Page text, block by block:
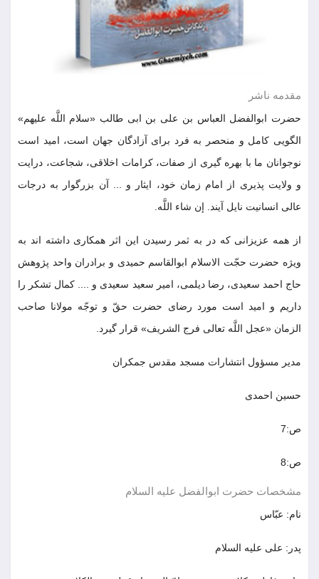
مقدمه ناشر
حضرت ابوالفضل العباس بن علی بن ابی طالب «سلام اللَّه علیهم»
الگویی کامل و منحصر به فرد برای آزادگان جهان است، امید است
نوجوانان ما با بهره گیری از صفات، کرامات اخلاقی، شجاعت، درایت
و ولایت پذیری از امام زمان خود، ایثار و ... آن بزرگوار به درجات
عالی انسانیت نایل آیند. إن شاء اللَّه.
از همه عزیزانی که در به ثمر رسیدن این اثر همکاری داشته اند به
ویژه حضرت حجّت الاسلام ابوالقاسم حمیدی و برادران واحد پژوهش
حاج احمد سعیدی، رضا دیلمی، امیر سعید سعیدی و .... کمال تشکر را
داریم و امید است مورد رضای حضرت حقّ و توجّه مولانا صاحب
الزمان «عجل اللَّه تعالی فرج الشریف» قرار گیرد.
مدیر مسؤول انتشارات مسجد مقدس جمکران
حسین احمدی
ص:7
ص:8
مشخصات حضرت ابوالفضل علیه السلام
نام: عبّاس
پدر: علی علیه السلام